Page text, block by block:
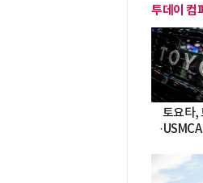
투데이 컴
토요타,